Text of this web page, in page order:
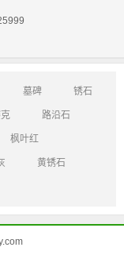
墓碑 锈石
路沿石
枫叶红
黄锈石